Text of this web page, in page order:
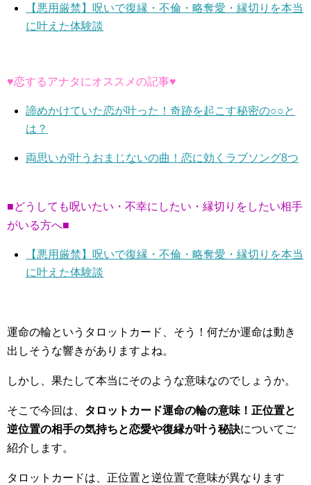
【悪用厳禁】呪いで復縁・不倫・略奪愛・縁切りを本当
に叶えた体験談
♥恋するアナタにオススメの記事♥
諦めかけていた恋が叶った！奇跡を起こす秘密の○○と
は？
両思いが叶うおまじないの曲！恋に効くラブソング8つ
■どうしても呪いたい・不幸にしたい・縁切りをしたい相手
がいる方へ■
【悪用厳禁】呪いで復縁・不倫・略奪愛・縁切りを本当
に叶えた体験談
運命の輪というタロットカード、そう！何だか運命は動き
出しそうな響きがありますよね。
しかし、果たして本当にそのような意味なのでしょうか。
そこで今回は、 タロットカード運命の輪の意味！正位置と
逆位置の相手の気持ちと恋愛や復縁が叶う秘訣についてご
紹介します。
タロットカードは、正位置と逆位置で意味が異なります